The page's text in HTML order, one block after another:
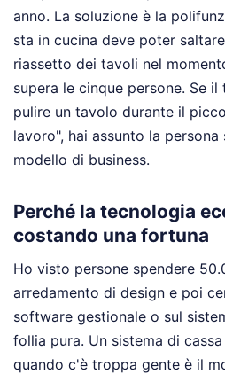
anno. La soluzione è la
sta in cucina deve poter
riassetto dei tavoli nel
supera le cinque persone. Se
pulire un tavolo durante il
lavoro", hai assunto la
modello di business.
Perché la tecnologia
costando una fortuna
Ho visto persone spendere
arredamento di design e poi
software gestionale o sul
follia pura. Un sistema di
quando c'è troppa gente è il